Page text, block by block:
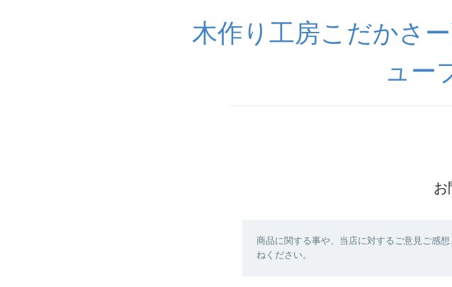
木作り工房こだかさ
ュー
お
商品に関する事や、当店に対するご意見ご感
ねください。